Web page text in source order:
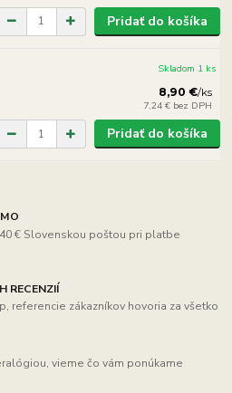
Pridať do košíka
8,90 €/ks
7,24 € bez DPH
Skladom 1 ks
Pridať do košíka
€ Slovenskou poštou pri platbe
RECENZIÍ
referencie zákazníkov hovoria za všetko
vieme čo vám ponúkame